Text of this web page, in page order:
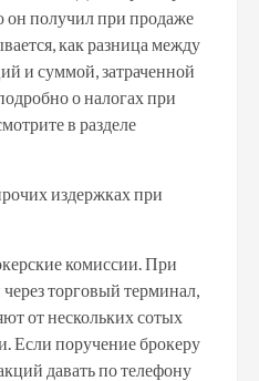
он получил при продаже
как разница между
и суммой, затраченной
о налогах при
в разделе
издержках при
комиссии. При
торговый терминал,
от нескольких сотых
Если поручение брокеру
давать по телефону